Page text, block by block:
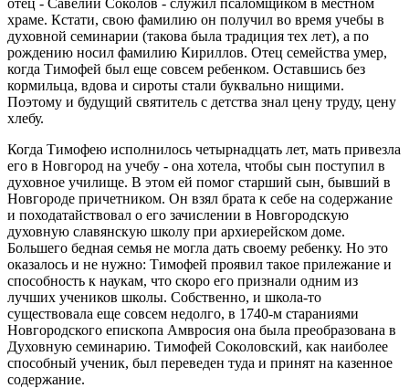
храме. Кстати, свою фамилию он получил во время учебы в
духовной семинарии (такова была традиция тех лет), а по
рождению носил фамилию Кириллов. Отец семейства умер,
когда Тимофей был еще совсем ребенком. Оставшись без
кормильца, вдова и сироты стали буквально нищими.
Поэтому и будущий святитель с детства знал цену труду, цену
хлебу.
Когда Тимофею исполнилось четырнадцать лет, мать привезла
его в Новгород на учебу - она хотела, чтобы сын поступил в
духовное училище. В этом ей помог старший сын, бывший в
Новгороде причетником. Он взял брата к себе на содержание
и походатайствовал о его зачислении в Новгородскую
духовную славянскую школу при архиерейском доме.
Большего бедная семья не могла дать своему ребенку. Но это
оказалось и не нужно: Тимофей проявил такое прилежание и
способность к наукам, что скоро его признали одним из
лучших учеников школы. Собственно, и школа-то
существовала еще совсем недолго, в 1740-м стараниями
Новгородского епископа Амвросия она была преобразована в
Духовную семинарию. Тимофей Соколовский, как наиболее
способный ученик, был переведен туда и принят на казенное
содержание.